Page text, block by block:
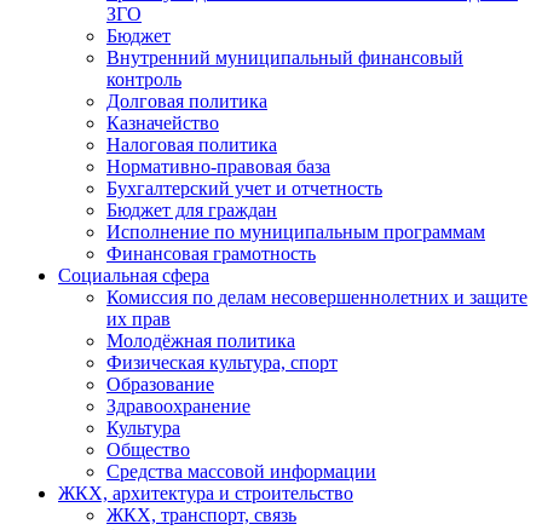
ЗГО
Бюджет
Внутренний муниципальный финансовый
контроль
Долговая политика
Казначейство
Налоговая политика
Нормативно-правовая база
Бухгалтерский учет и отчетность
Бюджет для граждан
Исполнение по муниципальным программам
Финансовая грамотность
Социальная сфера
Комиссия по делам несовершеннолетних и защите
их прав
Молодёжная политика
Физическая культура, спорт
Образование
Здравоохранение
Культура
Общество
Средства массовой информации
ЖКХ, архитектура и строительство
ЖКХ, транспорт, связь